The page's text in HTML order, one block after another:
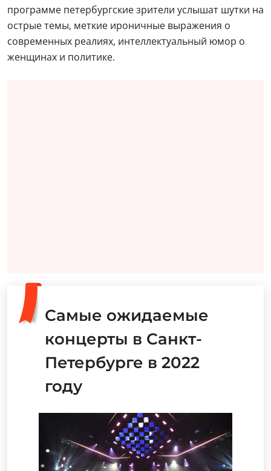
программе петербургские зрители услышат шутки на
острые темы, меткие ироничные выражения о
современных реалиях, интеллектуальный юмор о
женщинах и политике.
Самые ожидаемые
концерты в Санкт-
Петербурге в 2022
году